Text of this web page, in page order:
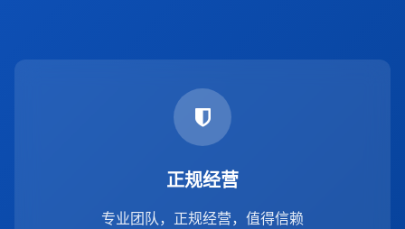
正规经营
专业团队，正规经营，值得信赖